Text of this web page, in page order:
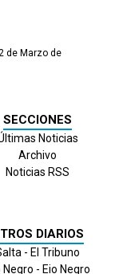
de Marzo de
SECCIONES
Noticias
Archivo
Noticias RSS
DIARIOS
- El Tribuno
Negro - Eio Negro